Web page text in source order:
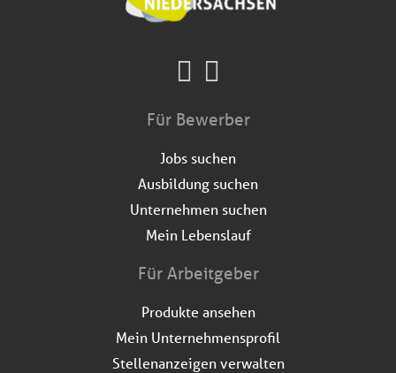
Für Bewerber
Jobs suchen
Ausbildung suchen
Unternehmen suchen
Mein Lebenslauf
Für Arbeitgeber
Produkte ansehen
Mein Unternehmensprofil
Stellenanzeigen verwalten